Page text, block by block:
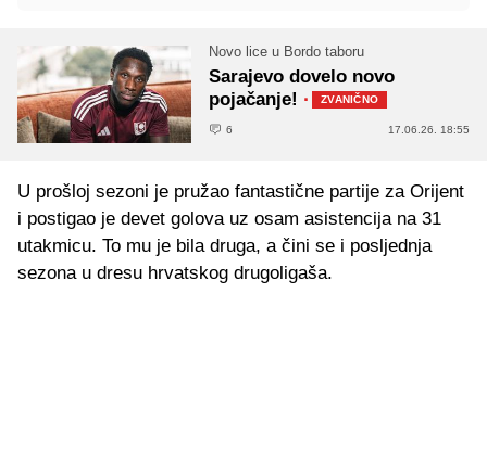
Novo lice u Bordo taboru
Sarajevo dovelo novo
pojačanje! · ZVANIČNO
6 17.06.26. 18:55
U prošloj sezoni je pružao fantastične partije za Orijent
i postigao je devet golova uz osam asistencija na 31
utakmicu. To mu je bila druga, a čini se i posljednja
sezona u dresu hrvatskog drugoligaša.